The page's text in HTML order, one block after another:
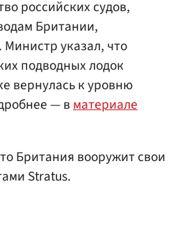
российских судов,
Британии,
Министр указал, что
подводных лодок
вернулась к уровню
— вматериале
Британия вооружит свои
Stratus.